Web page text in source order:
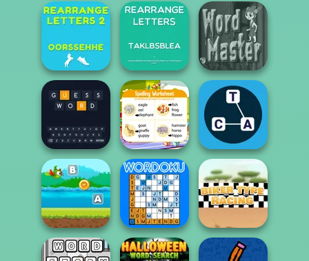
Microsoft Word
Twister
Get the Word! Word Holiday
Letters 2
Rearrange
Letters
Word Master
Guess Word Correct Word Word Game